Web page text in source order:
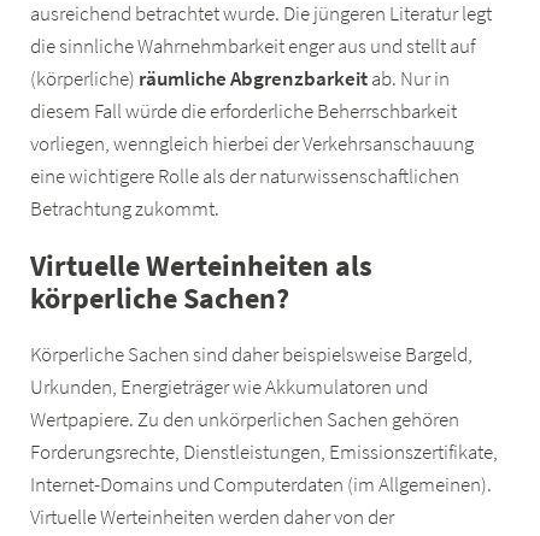
ausreichend betrachtet wurde. Die jüngeren Literatur legt
die sinnliche Wahrnehmbarkeit enger aus und stellt auf
(körperliche) räumliche Abgrenzbarkeitab. Nur in
diesem Fall würde die erforderliche Beherrschbarkeit
vorliegen, wenngleich hierbei der Verkehrsanschauung
eine wichtigere Rolle als der naturwissenschaftlichen
Betrachtung zukommt.
Virtuelle Werteinheiten als
körperliche Sachen?
Körperliche Sachen sind daher beispielsweise Bargeld,
Urkunden, Energieträger wie Akkumulatoren und
Wertpapiere. Zu den unkörperlichen Sachen gehören
Forderungsrechte, Dienstleistungen, Emissionszertifikate,
Internet-Domains und Computerdaten (im Allgemeinen).
Virtuelle Werteinheiten werden daher von der